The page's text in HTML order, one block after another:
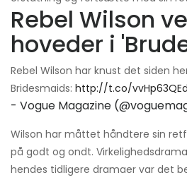
Rebel Wilson
hoveder i
Rebel Wilson har knust det siden
Bridesmaids: http://t.co/
- Vogue Magazine
Wilson har måttet håndtere sin
på godt og ondt.
hendes tidligere dramaer var det